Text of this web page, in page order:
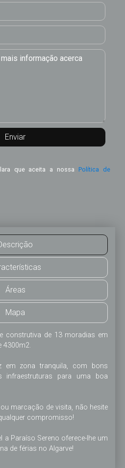
que aceita a nossaPolítica de
Áreas
Mapa
construtiva de 13 moradias em
4300m2.
em zona tranquila, com bons
infraestruturas para uma boa
marcação de visita, não hesite
compromisso!
a Paraíso Sereno oferece-lhe um
de férias no Algarve!